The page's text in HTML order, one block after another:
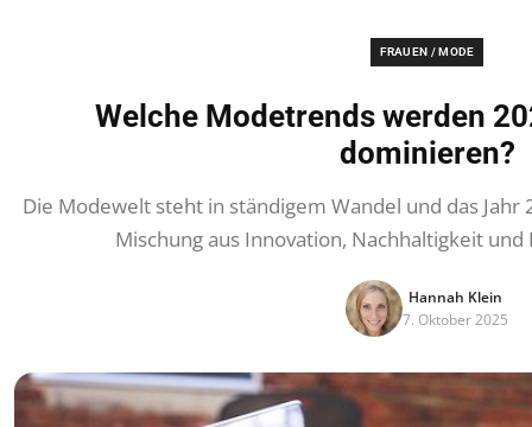
FRAUEN / MODE
Welche Modetrends werden
dominieren?
Die Modewelt steht in ständigem Wandel und das
Mischung aus Innovation, Nachhaltigkeit
Hannah Klein
7. Oktober 2025